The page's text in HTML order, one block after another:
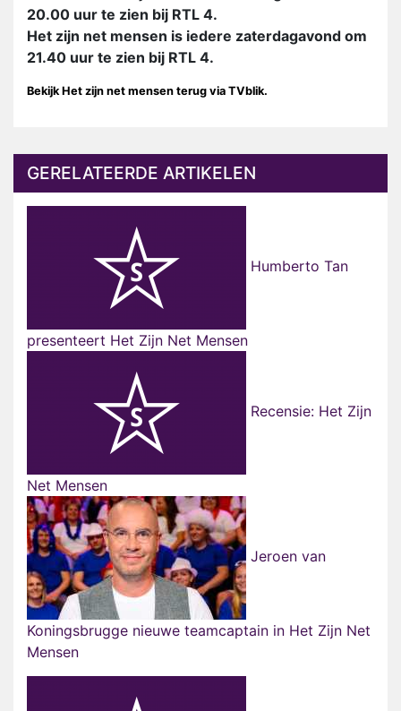
20.00 uur te zien bij RTL 4.
Het zijn net mensen is iedere zaterdagavond om
21.40 uur te zien bij RTL 4.
Bekijk Het zijn net mensen terug via TVblik.
GERELATEERDE ARTIKELEN
Humberto Tan
presenteert Het Zijn Net Mensen
Recensie: Het Zijn
Net Mensen
Jeroen van
Koningsbrugge nieuwe teamcaptain in Het Zijn Net
Mensen